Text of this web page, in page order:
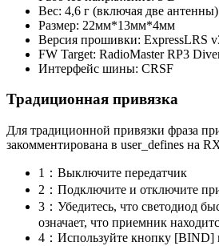
Вес: 4,6 г (включая две антенны)
Размер: 22мм*13мм*4мм
Версия прошивки: ExpressLRS
FW Target: RadioMaster RP3
Интерфейс шины: CRSF
Традиционная привязка
Для традиционной привязки фраза
закомментирована в user_defines на
1：Выключите передатчик
2：Подключите и отключите
3：Убедитесь, что светодиод
означает, что приемник
4：Используйте кнопку [BIND]